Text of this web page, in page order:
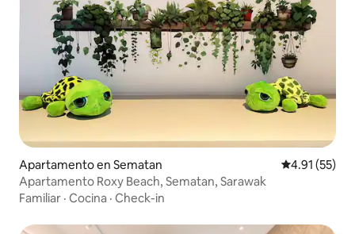
Apartamento en Sematan Calificación
4.91 (55)
Apartamento Roxy Beach, Sematan, Sarawak
Familiar · Cocina · Check-in